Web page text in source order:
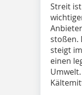
Streit
stoßen.
steigt
einen